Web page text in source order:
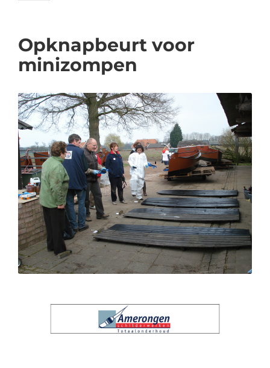
Opknapbeurt voor
minizompen